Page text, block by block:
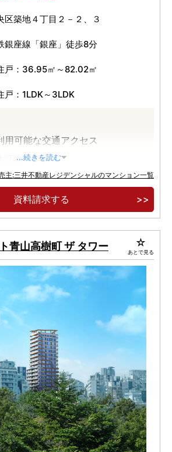
区築地４丁目２－２、３
銀座線「銀座」徒歩8分
戸：36.95㎡～82.02㎡
戸：1LDK～3LDK
用可能な交通アクセス
活圏
が進む築地エリア
...続きを読む
主:三井不動産レジデンシャルのマンション一覧
資料請求する
青山高樹町 ザ タワー あとで見る